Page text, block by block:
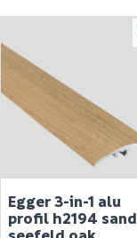
Egger 3-in-1 alu
profil h2194 sand